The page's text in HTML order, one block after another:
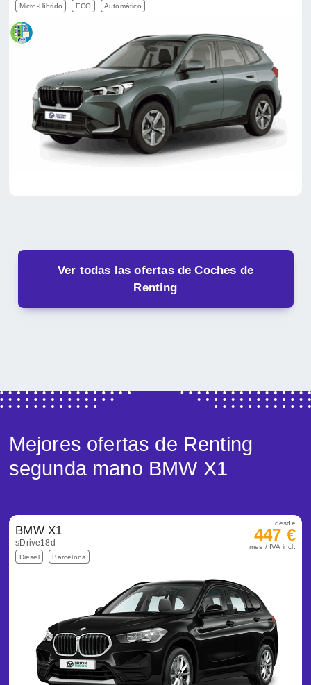
Micro-Híbrido ECO Automático
Ver todas las ofertas de Coches de
Renting
Mejores ofertas de Renting
segunda mano BMW X1
BMW X1
sDrive18d
Diesel Barcelona
desde
447 €
mes / IVA incl.